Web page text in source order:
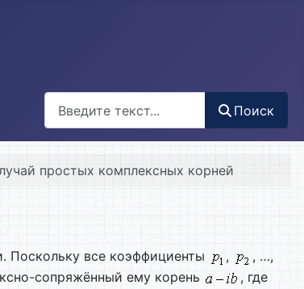
Поиск
простых комплексных корней
Поскольку все коэффициенты ,
, …,
сопряжённый ему корень
, где